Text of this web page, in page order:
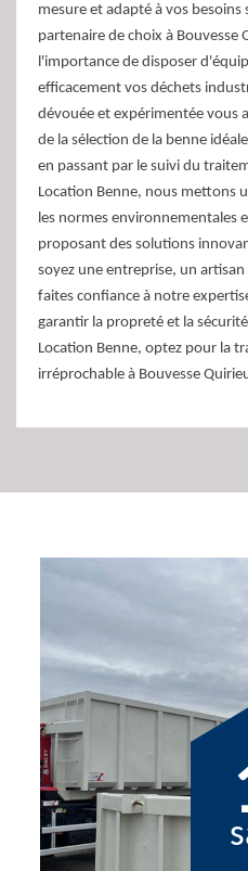
mesure et adapté à vos
partenaire de choix à Bouvesse
l'importance de disposer
efficacement vos déchets
dévouée et expérimentée vous
de la sélection de la benne
en passant par le suivi du
Location Benne, nous mettons
les normes environnementales
proposant des solutions
soyez une entreprise, un
faites confiance à notre
garantir la propreté et la
Location Benne, optez pour la
irréprochable à Bouvesse